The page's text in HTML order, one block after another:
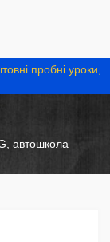
пробні уроки,
автошкола